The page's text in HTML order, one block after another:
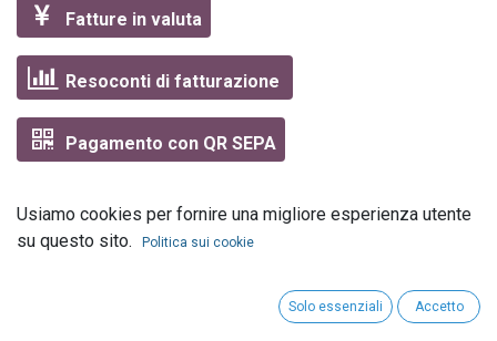
Fatture in valuta
Resoconti di fatturazione
Pagamento con QR SEPA
CONTATTA UNO SPECIALISTA
Usiamo cookies per fornire una migliore esperienza utente
su questo sito.
Politica sui cookie
Solo essenziali Accetto